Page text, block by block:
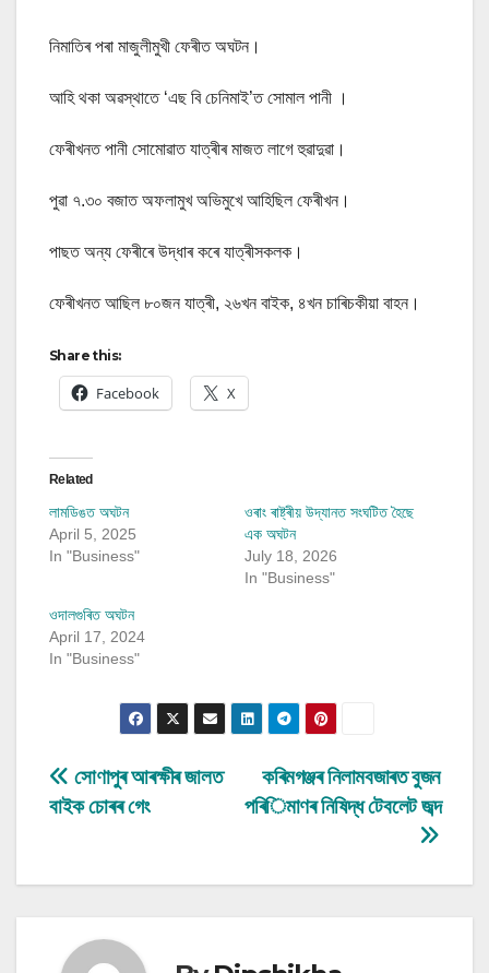
নিমাতিৰ পৰা মাজুলীমুখী ফেৰীত অঘটন।
আহি থকা অৱস্থাতে ‘এছ বি চেনিমাই’ত সোমাল পানী ।
ফেৰীখনত পানী সোমোৱাত যাত্ৰীৰ মাজত লাগে হুৱাদুৱা।
পুৱা ৭.৩০ বজাত অফলামুখ অভিমুখে আহিছিল ফেৰীখন।
পাছত অন্য ফেৰীৰে উদ্ধাৰ কৰে যাত্ৰীসকলক।
ফেৰীখনত আছিল ৮০জন যাত্ৰী, ২৬খন বাইক, ৪খন চাৰিচকীয়া বাহন।
Share this:
Facebook X
Related
লামডিঙত অঘটন
April 5, 2025
In "Business"
ওৰাং ৰাষ্ট্ৰীয় উদ্যানত সংঘটিত হৈছে
এক অঘটন
July 18, 2026
In "Business"
ওদালগুৰিত অঘটন
April 17, 2024
In "Business"
Post
navigation
কৰিমগঞ্জৰ নিলামবজাৰত বুজন
পৰিমাণৰ নিষিদ্ধ টেবলেট জব্দ
সোণাপুৰ আৰক্ষীৰ জালত
বাইক চোৰৰ গেং